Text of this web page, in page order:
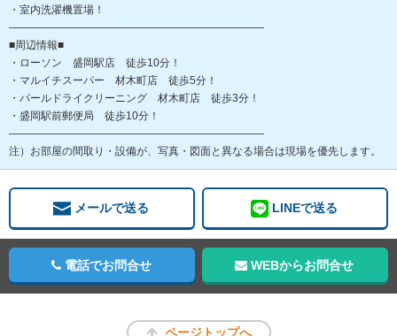
・室内洗濯機置場！
――――――――――――――――――――――――
■周辺情報■
・ローソン 盛岡駅店 徒歩10分！
・マルイチスーパー 材木町店 徒歩5分！
・パールドライクリーニング 材木町店 徒歩3分！
・盛岡駅前郵便局 徒歩10分！
――――――――――――――――――――――――
注）お部屋の間取り・設備が、写真・図面と異なる場合は現場を優先します。
メールで送る LINEで送る
電話でお問合せ WEBからお問合せ
ページトップへ